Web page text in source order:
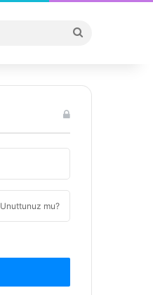
...
Unuttunuz mu?